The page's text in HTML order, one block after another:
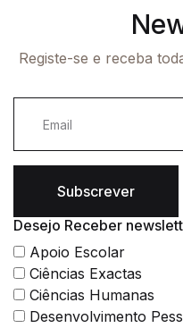
Registe-se e receba
Subscrever
Desejo Receber
Apoio Escolar
Ciências Exactas
Ciências Humanas
Desenvolvimento